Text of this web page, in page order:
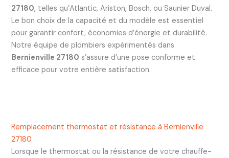
27180, telles qu’Atlantic, Ariston, Bosch, ou Saunier Duval.
Le bon choix de la capacité et du modèle est essentiel
pour garantir confort, économies d’énergie et durabilité.
Notre équipe de plombiers expérimentés dans
Bernienville 27180 s’assure d’une pose conforme et
efficace pour votre entière satisfaction.
Remplacement thermostat et résistance à Bernienville
27180
Lorsque le thermostat ou la résistance de votre chauffe-